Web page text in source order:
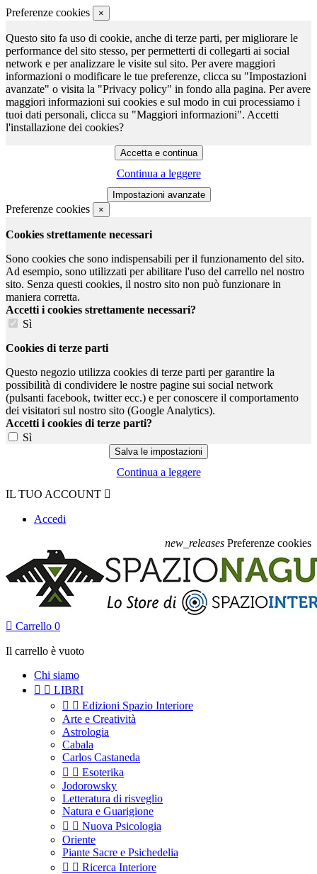
Preferenze cookies ×
Questo sito fa uso di cookie, anche di terze parti, per migliorare le
performance del sito stesso, per permetterti di collegarti ai social
network e per analizzare le visite sul sito. Per avere maggiori
informazioni o modificare le tue preferenze, clicca su "Impostazioni
avanzate" o visita la "Privacy policy" in fondo alla pagina. Per avere
maggiori informazioni sui cookies e sul modo in cui processiamo i
tuoi dati personali, clicca su "Maggiori informazioni". Accetti
l'installazione dei cookies?
Continua a leggere
Preferenze cookies ×
Cookies strettamente necessari
Sono cookies che sono indispensabili per il funzionamento del sito.
Ad esempio, sono utilizzati per abilitare l'uso del carrello nel nostro
sito. Senza questi cookies, il nostro sito non può funzionare in
maniera corretta.
Accetti i cookies strettamente necessari?
Sì
Cookies di terze parti
Questo negozio utilizza cookies di terze parti per garantire la
possibilità di condividere le nostre pagine sui social network
(pulsanti facebook, twitter ecc.) e per conoscere il comportamento
dei visitatori sul nostro sito (Google Analytics).
Accetti i cookies di terze parti?
Sì
Continua a leggere
IL TUO ACCOUNT 
Accedi
new_releases Preferenze cookies
 Carrello 0
Il carrello è vuoto
Chi siamo
  LIBRI
  Edizioni Spazio Interiore
Arte e Creatività
Astrologia
Cabala
Carlos Castaneda
  Esoterika
Jodorowsky
Letteratura di risveglio
Natura e Guarigione
  Nuova Psicologia
Oriente
Piante Sacre e Psichedelia
  Ricerca Interiore